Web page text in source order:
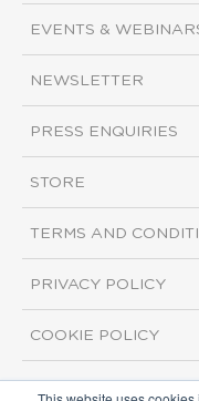
EVENTS &
NEWSLETTER
PRESS ENQUIRIES
STORE
TERMS AND
PRIVACY POLICY
COOKIE POLICY